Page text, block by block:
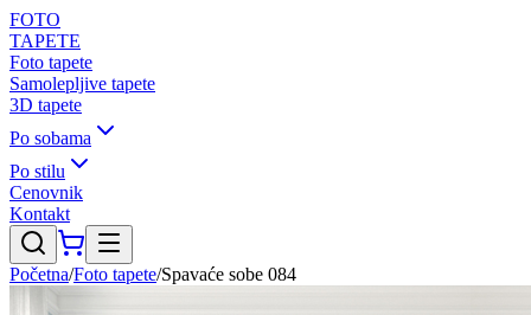
FOTO
TAPETE
Foto tapete
Samolepljive tapete
3D tapete
Po sobama
Po stilu
Cenovnik
Kontakt
Početna/Foto tapete/Spavaće sobe 084